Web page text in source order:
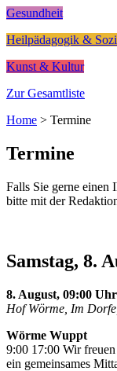
Gesundheit
Heilpädagogik &
Kunst & Kultur
Zur Gesamtliste
Home > Termine
Termine
Falls Sie gerne einen
bitte mit der
Samstag, 8.
8. August, 09:00 Uhr
Hof Wörme, Im
Wörme Wuppt
9:00 17:00 Wir
ein gemeinsames